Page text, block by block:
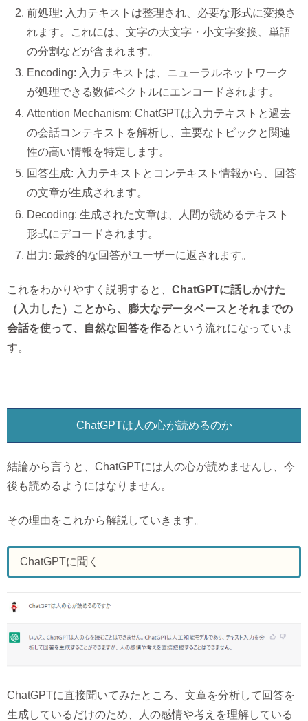
前処理: 入力テキストは整理され、必要な形式に変換さ
れます。これには、文字の大文字・小文字変換、単語
の分割などが含まれます。
Encoding: 入力テキストは、ニューラルネットワーク
が処理できる数値ベクトルにエンコードされます。
Attention Mechanism: ChatGPTは入力テキストと過去
の会話コンテキストを解析し、主要なトピックと関連
性の高い情報を特定します。
回答生成: 入力テキストとコンテキスト情報から、回答
の文章が生成されます。
Decoding: 生成された文章は、人間が読めるテキスト
形式にデコードされます。
出力: 最終的な回答がユーザーに返されます。
これをわかりやすく説明すると、 ChatGPTに話しかけた
（入力した）ことから、膨大なデータベースとそれまでの
会話を使って、自然な回答を作るという流れになっていま
す。
ChatGPTは人の心が読めるのか
結論から言うと、ChatGPTには人の心が読めませんし、今
後も読めるようにはなりません。
その理由をこれから解説していきます。
ChatGPTに聞く
ChatGPTに直接聞いてみたところ、文章を分析して回答を
生成しているだけのため、人の感情や考えを理解している